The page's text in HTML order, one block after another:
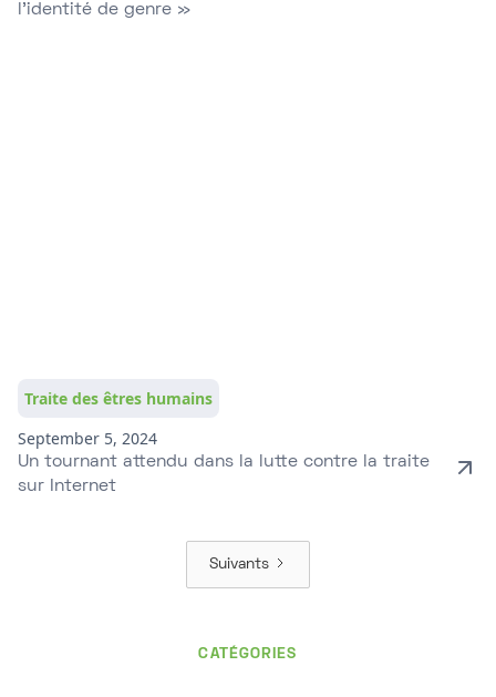
CATÉGORIES
l’identité de genre »
Traite des êtres humains
September 5, 2024
Un tournant attendu dans la lutte contre la traite
sur Internet
Suivants